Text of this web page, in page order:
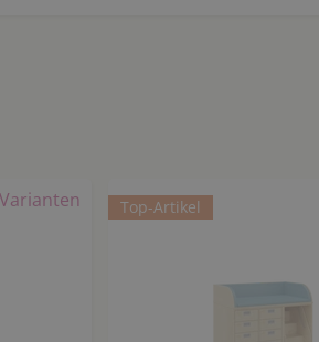
Varianten Top-Artikel